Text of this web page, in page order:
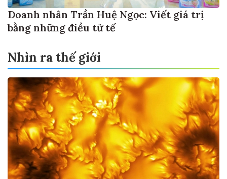
Doanh nhân Trần Huệ Ngọc: Viết giá trị
bằng những điều tử tế
Nhìn ra thế giới